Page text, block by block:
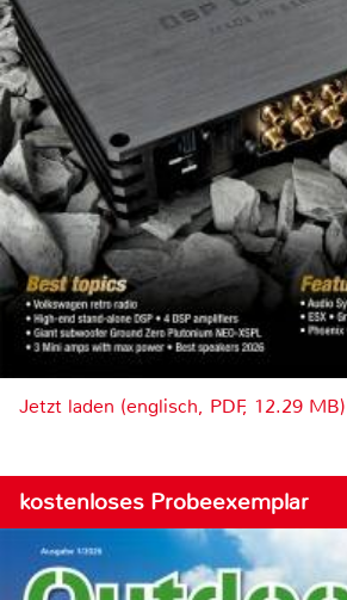
Jetzt laden (englisch, PDF, 12.29 MB)
kostenloses Probeexemplar